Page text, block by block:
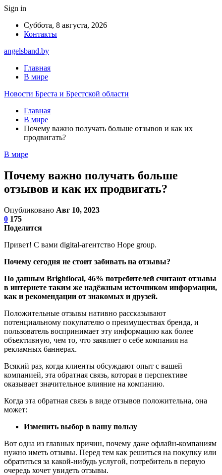
Sign in
Суббота, 8 августа, 2026
Контакты
angelsband.by
Главная
В мире
Новости Бреста и Брестской области
Главная
В мире
Почему важно получать больше отзывов и как их
продвигать?
В мире
Почему важно получать больше
отзывов и как их продвигать?
Опубликовано Авг 10, 2023
0 175
Поделится
Привет! С вами digital-агентство Hope group.
Почему сегодня не стоит забивать на отзывы?
По данным Brightlocal, 46% потребителей считают отзывы
в интернете таким же надёжным источником информации,
как и рекомендации от знакомых и друзей.
Положительные отзывы нативно рассказывают
потенциальному покупателю о преимуществах бренда, и
пользователь воспринимает эту информацию как более
объективную, чем то, что заявляет о себе компания на
рекламных баннерах.
Всякий раз, когда клиенты обсуждают опыт с вашей
компанией, эта обратная связь, которая в перспективе
оказывает значительное влияние на компанию.
Когда эта обратная связь в виде отзывов положительна, она
может:
Изменить выбор в вашу пользу
Вот одна из главных причин, почему даже офлайн-компаниям
нужно иметь отзывы. Перед тем как решиться на покупку или
обратиться за какой-нибудь услугой, потребитель в первую
очередь хочет увидеть отзывы.